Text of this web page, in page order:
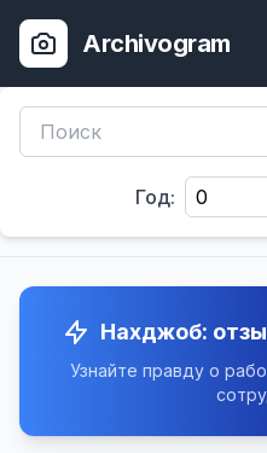
Archivogram
Год:
Нахджоб:
Узнайте правду о